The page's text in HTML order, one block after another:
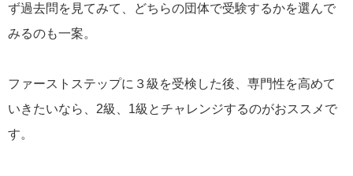
ず過去問を見てみて、どちらの団体で受験するかを選んで
みるのも一案。
ファーストステップに３級を受検した後、専門性を高めて
いきたいなら、2級、1級とチャレンジするのがおススメで
す。